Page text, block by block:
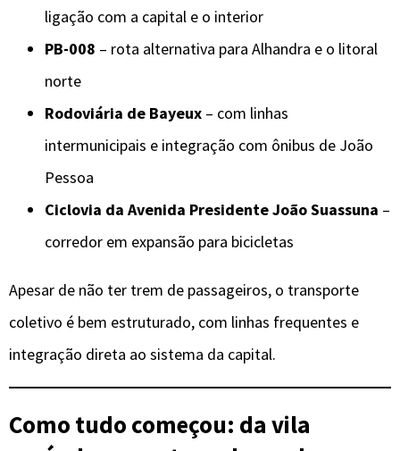
ligação com a capital e o interior
PB-008 – rota alternativa para Alhandra e o litoral
norte
Rodoviária de Bayeux – com linhas
intermunicipais e integração com ônibus de João
Pessoa
Ciclovia da Avenida Presidente João Suassuna –
corredor em expansão para bicicletas
Apesar de não ter trem de passageiros, o transporte
coletivo é bem estruturado, com linhas frequentes e
integração direta ao sistema da capital.
Como tudo começou: da vila